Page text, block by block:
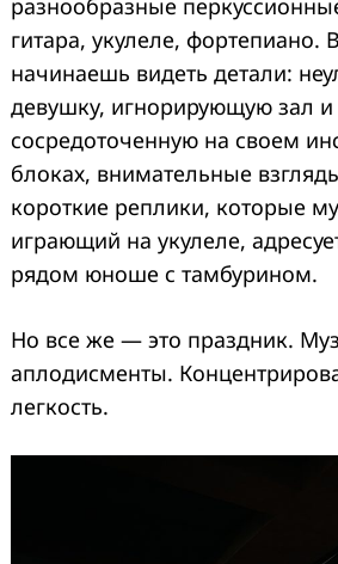
гитара, укулеле, фортепиано.
начинаешь видеть детали:
девушку, игнорирующую зал
сосредоточенную на своем
блоках, внимательные
короткие реплики, которые
играющий на укулеле,
рядом юноше с тамбурином.
Но все же — это праздник.
аплодисменты.
легкость.